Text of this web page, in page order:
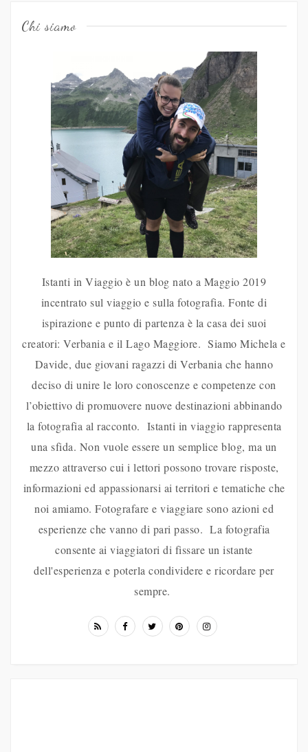
Chi siamo
Istanti in Viaggio è un blog nato a Maggio 2019
incentrato sul viaggio e sulla fotografia. Fonte di
ispirazione e punto di partenza è la casa dei suoi
creatori: Verbania e il Lago Maggiore. Siamo Michela e
Davide, due giovani ragazzi di Verbania che hanno
deciso di unire le loro conoscenze e competenze con
l’obiettivo di promuovere nuove destinazioni abbinando
la fotografia al racconto. Istanti in viaggio rappresenta
una sfida. Non vuole essere un semplice blog, ma un
mezzo attraverso cui i lettori possono trovare risposte,
informazioni ed appassionarsi ai territori e tematiche che
noi amiamo. Fotografare e viaggiare sono azioni ed
esperienze che vanno di pari passo. La fotografia
consente ai viaggiatori di fissare un istante
dell'esperienza e poterla condividere e ricordare per
sempre.